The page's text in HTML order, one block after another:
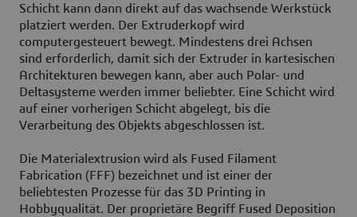
Schicht kann dann direkt auf das wachsende Werkstück
platziert werden. Der Extruderkopf wird
computergesteuert bewegt. Mindestens drei Achsen
sind erforderlich, damit sich der Extruder in kartesischen
Architekturen bewegen kann, aber auch Polar- und
Deltasysteme werden immer beliebter. Eine Schicht wird
auf einer vorherigen Schicht abgelegt, bis die
Verarbeitung des Objekts abgeschlossen ist.
Die Materialextrusion wird als Fused Filament
Fabrication (FFF) bezeichnet und ist einer der
beliebtesten Prozesse für das 3D Printing in
Hobbyqualität. Der proprietäre Begriff Fused Deposition